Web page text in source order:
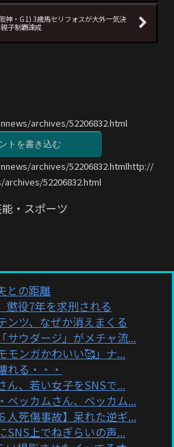
神・G1) 3歳馬セリフォスが大外一気決
子制覇達成
archives/52206832.html
トを書き込む
archives/52206832.htmlhttp://
52206832.html
・スポーツ
との距離
懲役7年を求刑される
ンツ、なぜか消えまくる
サウダージ」がメチャ流...
モンガかわいい🥰」ナ...
れる・・・
ん、若い女子をSNSで...
ベッカムさん、ベッカム...
人死傷事故】呆れた逆ギ...
SNS上でねぎらいの声...